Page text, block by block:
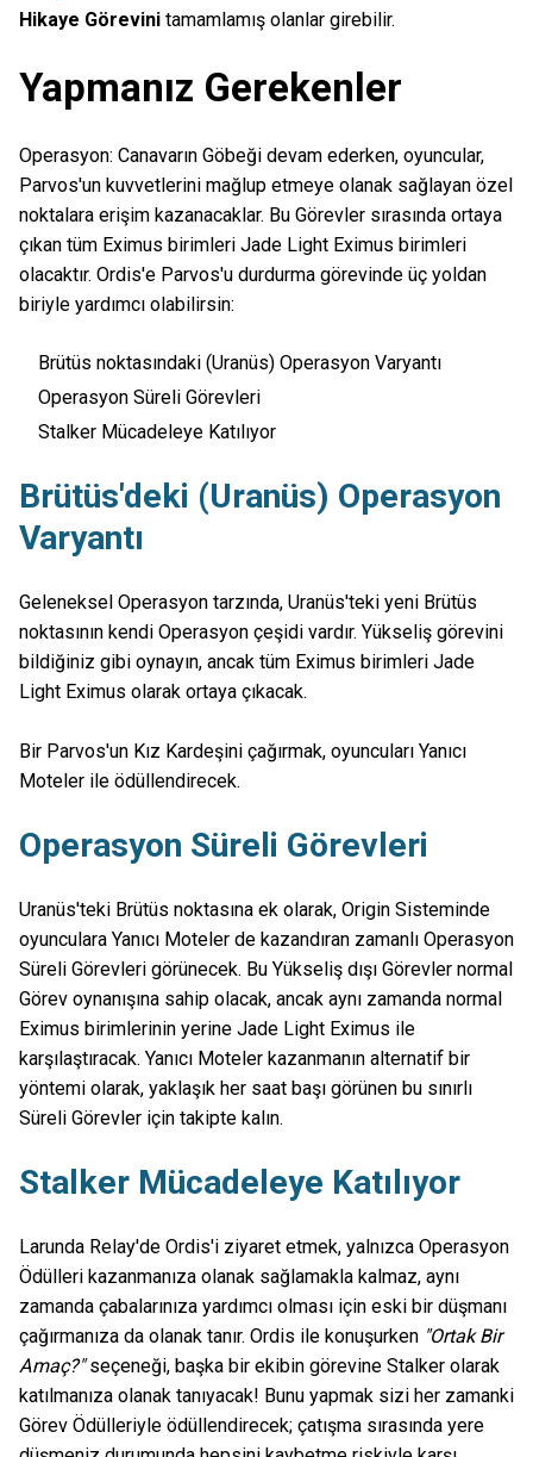
Hikaye Görevini tamamlamış olanlar girebilir.
Yapmanız Gerekenler
Operasyon: Canavarın Göbeği devam ederken, oyuncular,
Parvos'un kuvvetlerini mağlup etmeye olanak sağlayan özel
noktalara erişim kazanacaklar. Bu Görevler sırasında ortaya
çıkan tüm Eximus birimleri Jade Light Eximus birimleri
olacaktır. Ordis'e Parvos'u durdurma görevinde üç yoldan
biriyle yardımcı olabilirsin:
Brütüs noktasındaki (Uranüs) Operasyon Varyantı
Operasyon Süreli Görevleri
Stalker Mücadeleye Katılıyor
Brütüs'deki (Uranüs) Operasyon
Varyantı
Geleneksel Operasyon tarzında, Uranüs'teki yeni Brütüs
noktasının kendi Operasyon çeşidi vardır. Yükseliş görevini
bildiğiniz gibi oynayın, ancak tüm Eximus birimleri Jade
Light Eximus olarak ortaya çıkacak.
Bir Parvos'un Kız Kardeşini çağırmak, oyuncuları Yanıcı
Moteler ile ödüllendirecek.
Operasyon Süreli Görevleri
Uranüs'teki Brütüs noktasına ek olarak, Origin Sisteminde
oyunculara Yanıcı Moteler de kazandıran zamanlı Operasyon
Süreli Görevleri görünecek. Bu Yükseliş dışı Görevler normal
Görev oynanışına sahip olacak, ancak aynı zamanda normal
Eximus birimlerinin yerine Jade Light Eximus ile
karşılaştıracak. Yanıcı Moteler kazanmanın alternatif bir
yöntemi olarak, yaklaşık her saat başı görünen bu sınırlı
Süreli Görevler için takipte kalın.
Stalker Mücadeleye Katılıyor
Larunda Relay'de Ordis'i ziyaret etmek, yalnızca Operasyon
Ödülleri kazanmanıza olanak sağlamakla kalmaz, aynı
zamanda çabalarınıza yardımcı olması için eski bir düşmanı
çağırmanıza da olanak tanır. Ordis ile konuşurken "Ortak Bir
Amaç?"seçeneği, başka bir ekibin görevine Stalker olarak
katılmanıza olanak tanıyacak! Bunu yapmak sizi her zamanki
Görev Ödülleriyle ödüllendirecek; çatışma sırasında yere